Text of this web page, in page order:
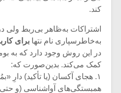
کند.
اشتراکات به‌ظاهر بی‌ربط ولی
به‌خاطرسپاری نام نتها برای
در این روش وجود دارد که به
کمک می‌کند. بدین‌صورت که:
۱. هجای آکسان (یا تأکید) دارِ
همبستگی‌‌های آواشناسی (و حتی
اگر نمی توانی